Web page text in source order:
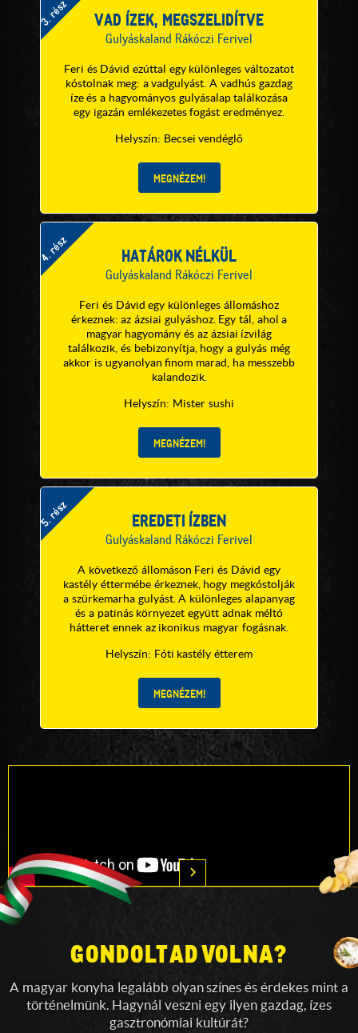
3. rész VAD ÍZEK, MEGSZELIDÍTVE
Gulyáskaland Rákóczi Ferivel
Feri és Dávid ezúttal egy különleges változatot
kóstolnak meg: a vadgulyást. A vadhús gazdag
íze és a hagyományos gulyásalap találkozása
egy igazán emlékezetes fogást eredményez.
Helyszín: Becsei vendéglő
4. rész HATÁROK NÉLKÜL
Gulyáskaland Rákóczi Ferivel
Feri és Dávid egy különleges állomáshoz
érkeznek: az ázsiai gulyáshoz. Egy tál, ahol a
magyar hagyomány és az ázsiai ízvilág
találkozik, és bebizonyítja, hogy a gulyás még
akkor is ugyanolyan finom marad, ha messzebb
kalandozik.
Helyszín: Mister sushi
5. rész EREDETI ÍZBEN
Gulyáskaland Rákóczi Ferivel
A következő állomáson Feri és Dávid egy
kastély éttermébe érkeznek, hogy megkóstolják
a szürkemarha gulyást. A különleges alapanyag
és a patinás környezet együtt adnak méltó
hátteret ennek az ikonikus magyar fogásnak.
Helyszín: Fóti kastély étterem
GONDOLTAD VOLNA?
A magyar konyha legalább olyan színes és érdekes mint a
történelmünk. Hagynál veszni egy ilyen gazdag, ízes
gasztronómiai kultúrát?